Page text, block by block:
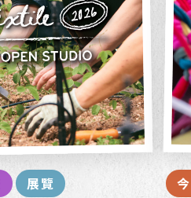
展覽